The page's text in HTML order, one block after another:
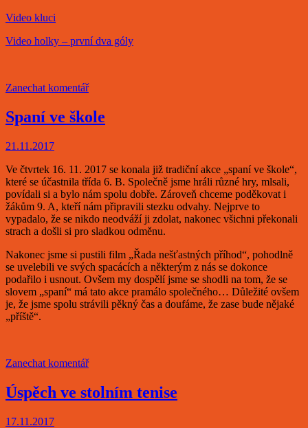
Video kluci
Video holky – první dva góly
Zanechat komentář
Spaní ve škole
21.11.2017
Ve čtvrtek 16. 11. 2017 se konala již tradiční akce „spaní ve škole“,
které se účastnila třída 6. B. Společně jsme hráli různé hry, mlsali,
povídali si a bylo nám spolu dobře. Zároveň chceme poděkovat i
žákům 9. A, kteří nám připravili stezku odvahy. Nejprve to
vypadalo, že se nikdo neodváží ji zdolat, nakonec všichni překonali
strach a došli si pro sladkou odměnu.
Nakonec jsme si pustili film „Řada nešťastných příhod“, pohodlně
se uvelebili ve svých spacácích a některým z nás se dokonce
podařilo i usnout. Ovšem my dospělí jsme se shodli na tom, že se
slovem „spaní“ má tato akce pramálo společného… Důležité ovšem
je, že jsme spolu strávili pěkný čas a doufáme, že zase bude nějaké
„příště“.
Zanechat komentář
Úspěch ve stolním tenise
17.11.2017